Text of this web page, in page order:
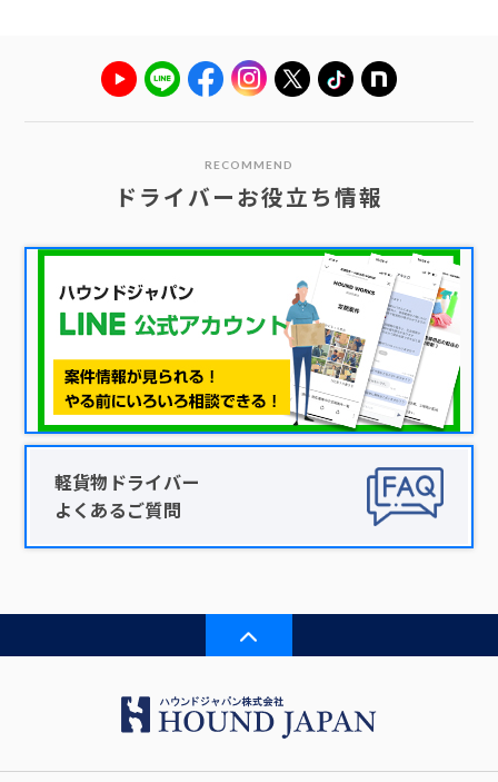
RECOMMEND
ドライバーお役立ち情報
軽貨物ドライバー
よくあるご質問